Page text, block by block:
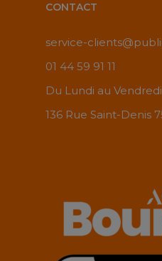
CONTACT
service-
01 44 59 91 11
Du Lundi au
136 Rue Saint-Denis